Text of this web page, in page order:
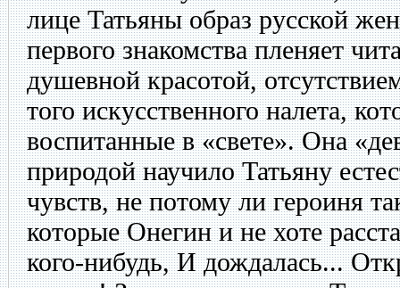
лице Татьяны образ русской
первого знакомства пленяет
душевной красотой,
того искусственного налета,
воспитанные в «свете». Она
природой научило Татьяну
чувств, не потому ли героиня
которые Онегин и не хоте
кого-нибудь, И дождалась...